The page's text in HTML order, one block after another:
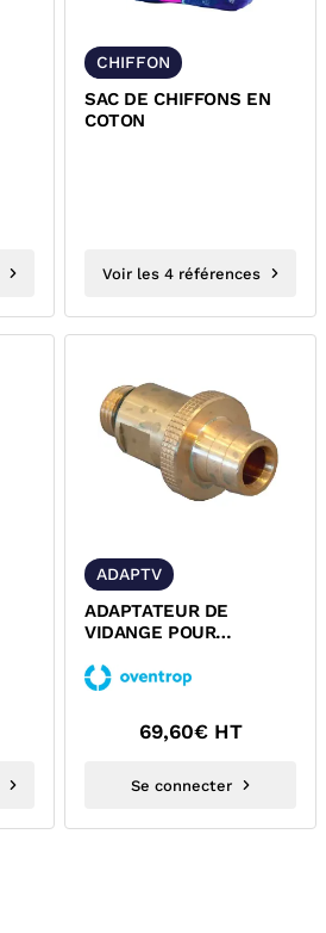
CHIFFON
SAC DE CHIFFONS EN
COTON
Voir les 4 références
ADAPTV
ADAPTATEUR DE
VIDANGE POUR
OVENTROP 4205593
69,60€ HT
Se connecter